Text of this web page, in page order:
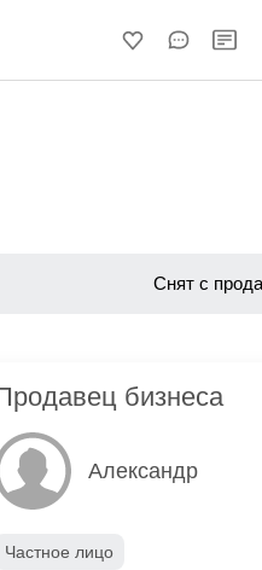
Снят с
бизнеса
Александр
Частное лицо